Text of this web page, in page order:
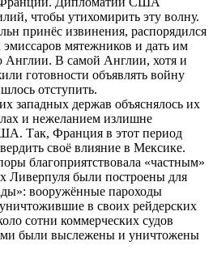
чтобы утихомирить эту волну.
принёс извинения, распорядился
эмиссаров мятежников и дать им
Англии. В самой Англии, хотя и
готовности объявлять войну
отступить.
западных держав объяснялось их
и нежеланием излишне
Так, Франция в этот период
своё влияние в Мексике.
благоприятствовала «частным»
Ливерпуля были построены для
вооружённые пароходы
в своих рейдерских
сотни коммерческих судов
были выслежены и уничтожены